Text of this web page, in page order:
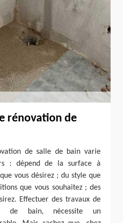
rénovation de
de salle de bain varie
: dépend de la surface à
vous désirez ; du style que
que vous souhaitez ; des
Effectuer des travaux de
de bain, nécessite un